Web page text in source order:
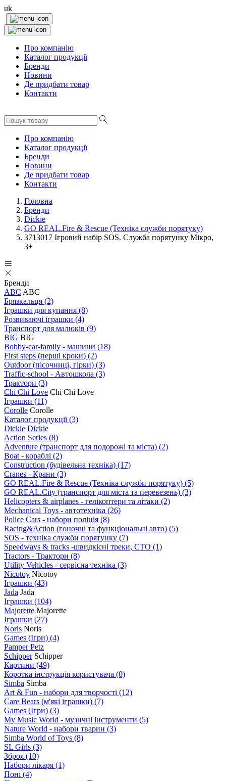
uk
Про компанію
Каталог продукції
Бренди
Новини
Де придбати товар
Контакти
Про компанію
Каталог продукції
Бренди
Новини
Де придбати товар
Контакти
Головна
Бренди
Dickie
GO REAL.Fire & Rescue (Техніка служби порятуку)
3713017 Ігровий набір SOS. Служба порятунку Мікро,
3+
Бренди
ABC ABC
Брязкальця (2)
Іграшки для купання (8)
Розвиваючі іграшки (4)
Транспорт для малюків (9)
BIG BIG
Bobby-car-family - машини (18)
First steps (перші кроки) (2)
Outdoor (пісочниці, гірки) (3)
Traffic-school - Автошкола (3)
Трактори (3)
Chi Chi Love Chi Chi Love
Іграшки (11)
Corolle Corolle
Каталог продукції(3)
Dickie Dickie
Action Series (8)
Adventure (транспорт для подорожі та міста) (2)
Boat - кораблі (2)
Construction (будівельна техніка) (17)
Cranes - Крани (3)
GO REAL.Fire & Rescue (Техніка служби порятуку) (5)
GO REAL.City (транспорт для міста та перевезень) (3)
Helicopters & airplanes - гелікоптери та літаки (2)
Mechanical Toys - автотехніка (26)
Police Cars - набори поліція (8)
Racing&Action (гоночні та функціональні авто) (5)
SOS - техніка служби порятунку (7)
Speedways & tracks -швидкісні треки, СТО (1)
Tractors - Трактори (8)
Utility Vehicles - сервісна техніка (3)
Nicotoy Nicotoy
Іграшки (43)
Jada Jada
Іграшки (104)
Majorette Majorette
Іграшки (27)
Noris Noris
Games (Ігри) (4)
Pamper Petz
Schipper Schipper
Картини (49)
Коротка інструкція користувача (0)
Simba Simba
Art & Fun - набори для творчості (12)
Care Bears (м'які іграшки) (7)
Games (Ігри) (3)
My Music World - музичні інструменти (5)
Nature World - набори тварин (3)
Simba World of Toys (8)
SL Girls (3)
Зброя (10)
Набори лікаря (1)
Поні (4)